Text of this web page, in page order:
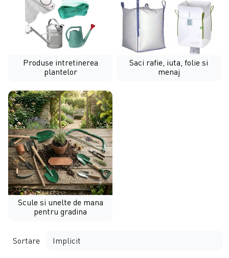
Produse intretinerea
plantelor
Saci rafie, iuta, folie si
menaj
Scule si unelte de mana
pentru gradina
Sortare